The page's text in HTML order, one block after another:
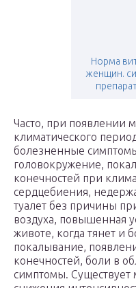
Норма
женщин.
Часто, при появлении
климатического
болезненные
головокружение,
конечностей при
сердцебиения,
туалет без причины
воздуха, повышенная
животе, когда тянет и
покалывание,
конечностей, боли в
симптомы. Существует